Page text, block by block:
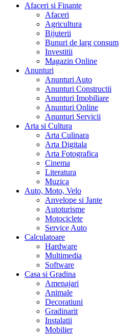
Afaceri si Finante
Afaceri
Agricultura
Bijuterii
Bunuri de larg consum
Investitii
Magazin Online
Anunturi
Anunturi Auto
Anunturi Constructii
Anunturi Imobiliare
Anunturi Online
Anunturi Servicii
Arta si Cultura
Arta Culinara
Arta Digitala
Arta Fotografica
Cinema
Literatura
Muzica
Auto, Moto, Velo
Anvelope si Jante
Autoturisme
Motociclete
Service Auto
Calculatoare
Hardware
Multimedia
Software
Casa si Gradina
Amenajari
Animale
Decoratiuni
Gradinarit
Instalatii
Mobilier